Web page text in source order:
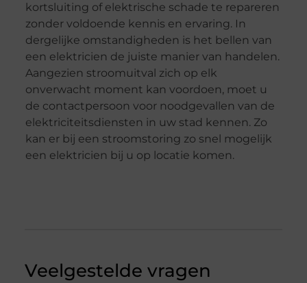
kortsluiting of elektrische schade te repareren
zonder voldoende kennis en ervaring. In
dergelijke omstandigheden is het bellen van
een elektricien de juiste manier van handelen.
Aangezien stroomuitval zich op elk
onverwacht moment kan voordoen, moet u
de contactpersoon voor noodgevallen van de
elektriciteitsdiensten in uw stad kennen. Zo
kan er bij een stroomstoring zo snel mogelijk
een elektricien bij u op locatie komen.
Veelgestelde vragen